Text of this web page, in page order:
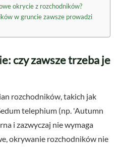
okrycie z rozchodników?
w gruncie zawsze prowadzi
czy zawsze trzeba je
rozchodników, takich jak
telephium (np. 'Autumn
i zazwyczaj nie wymaga
okrywanie rozchodników nie